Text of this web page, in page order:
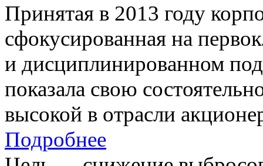
Принятая в 2013 году
сфокусированная на
и дисциплинированном
показала свою
высокой в отрасли
Подробнее